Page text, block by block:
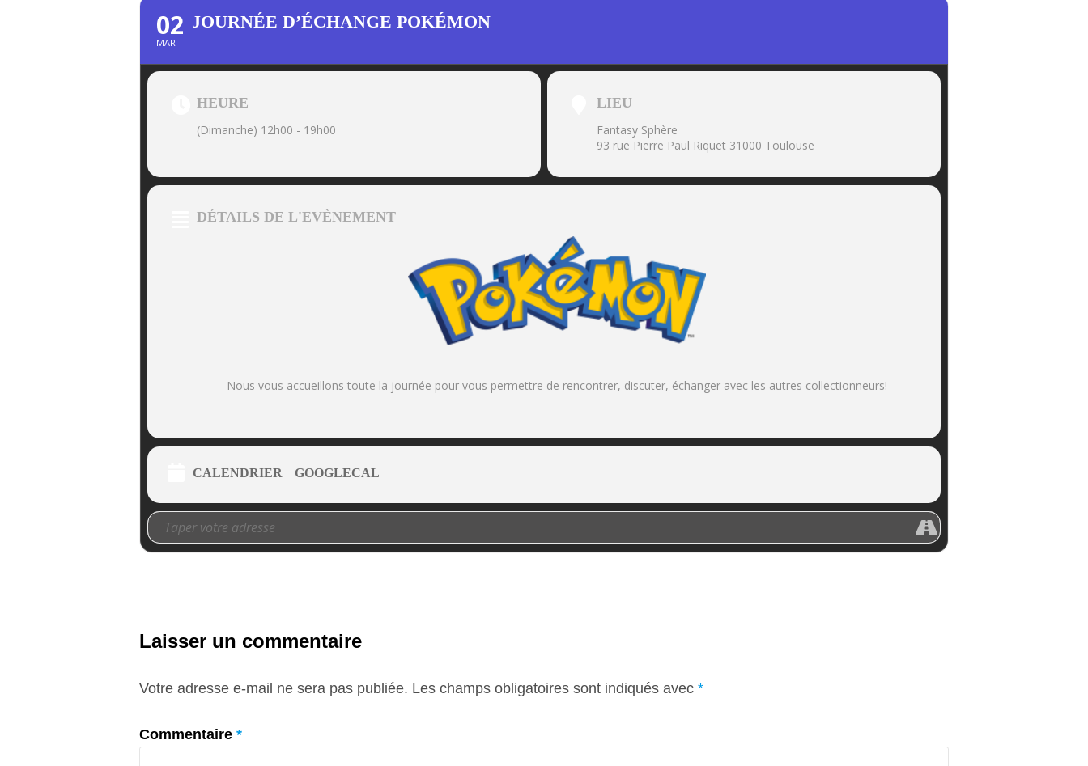
02
MAR
JOURNÉE D’ÉCHANGE POKÉMON
HEURE
(Dimanche) 12h00 - 19h00
LIEU
Fantasy Sphère
93 rue Pierre Paul Riquet 31000 Toulouse
DÉTAILS DE L'EVÈNEMENT
Nous vous accueillons toute la journée pour vous permettre de rencontrer, discuter, échanger avec les autres collectionneurs!
CALENDRIER GOOGLECAL
Laisser un commentaire
Votre adresse e-mail ne sera pas publiée. Les champs obligatoires sont indiqués avec *
Commentaire *